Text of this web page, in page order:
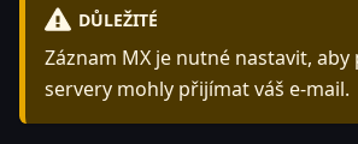
DŮLEŽITÉ
Záznam MX je nutné nastavit,
servery mohly přijímat váš e-mail.